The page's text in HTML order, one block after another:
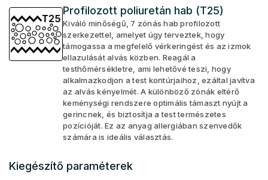
Profilozott poliuretán hab (T25)
Kiváló minőségű, 7 zónás hab profilozott
szerkezettel, amelyet úgy terveztek, hogy
támogassa a megfelelő vérkeringést és az izmok
ellazulását alvás közben. Reagál a
testhőmérsékletre, ami lehetővé teszi, hogy
alkalmazkodjon a test kontúrjaihoz, ezáltal javítva
az alvás kényelmét. A különböző zónák eltérő
keménységi rendszere optimális támaszt nyújt a
gerincnek, és biztosítja a test természetes
pozícióját. Ez az anyag allergiában szenvedők
számára is ideális választás.
Kiegészítő paraméterek